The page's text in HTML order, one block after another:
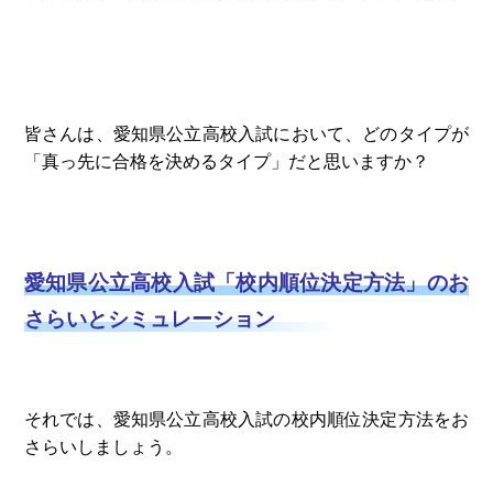
皆さんは、愛知県公立高校入試において、どのタイプが
「真っ先に合格を決めるタイプ」だと思いますか？
愛知県公立高校入試「校内順位決定方法」のお
さらいとシミュレーション
それでは、愛知県公立高校入試の校内順位決定方法をお
さらいしましょう。